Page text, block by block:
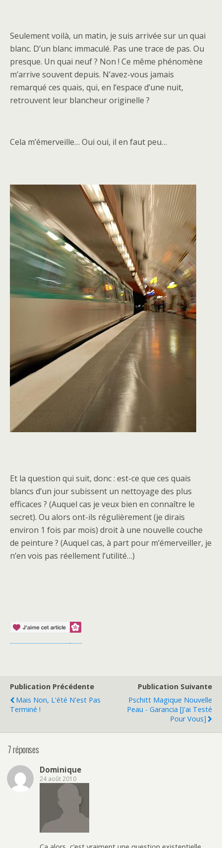
Seulement voilà, un matin, je suis arrivée sur un quai
blanc. D’un blanc immaculé. Pas une trace de pas. Ou
presque. Un quai neuf ? Non ! Ce même phénomène
m’arrive souvent depuis. N’avez-vous jamais
remarqué ces quais, qui, en l’espace d’une nuit,
retrouvent leur blancheur originelle ?
Cela m’émerveille… Oui oui, il en faut peu…
Et la question qui suit, donc : est-ce que ces quais
blancs d’un jour subissent un nettoyage des plus
efficaces ? (Auquel cas je veux bien en connaître le
secret). Ou alors ont-ils régulièrement (je dirais
environ 1 fois par mois) droit à une nouvelle couche
de peinture ? (Auquel cas, à part pour m’émerveiller, je
n’en vois pas réellement l’utilité…)
Publication Précédente
Mais Non, L'été N'est Pas
Terminé !
Publication Suivante
Pschitt Magique Nouvelle
Peau - Garancia [J'ai Testé
Pour Vous]
7 réponses
Dominique
24 août 2010